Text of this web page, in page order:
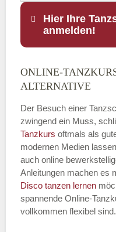
Hier Ihre
anmelden!
Name
E-Mail*
Name der
ONLINE-
ALTERNATIVE
Der Besuch einer
zwingend ein Muss,
Tanzkurs oftmals als
modernen Medien
auch online
Anleitungen machen es
Disco tanzen lernen
spannende Online-
vollkommen flexibel sind.